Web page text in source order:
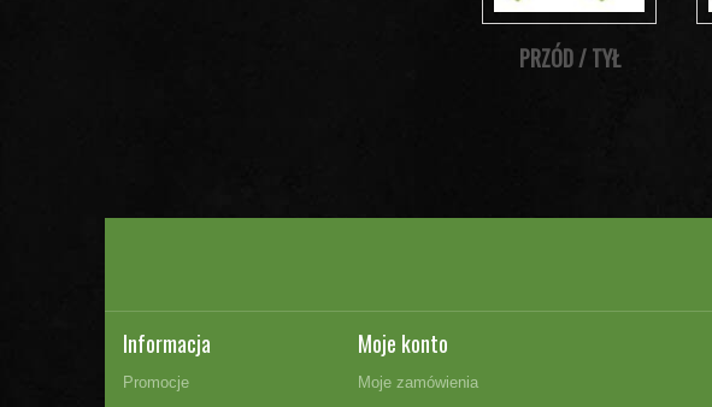
PRZÓD / TYŁ
Informacja
Promocje
Moje konto
Moje zamówienia